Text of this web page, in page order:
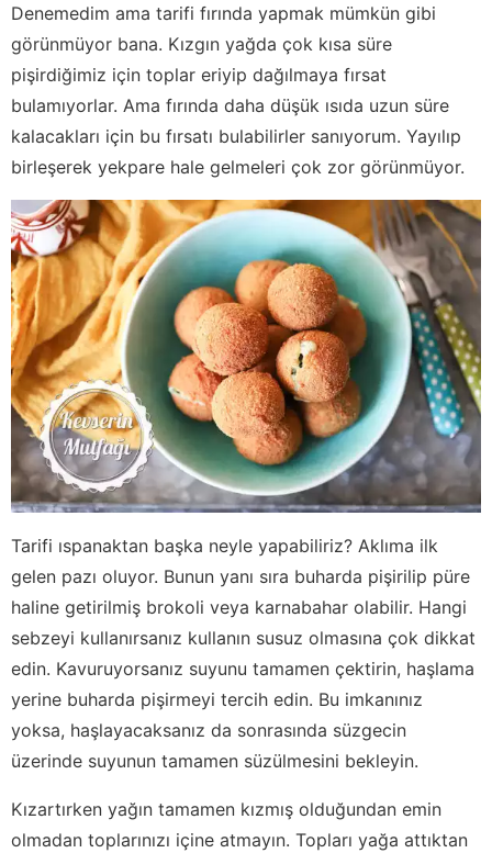
Denemedim ama tarifi fırında yapmak mümkün gibi
görünmüyor bana. Kızgın yağda çok kısa süre
pişirdiğimiz için toplar eriyip dağılmaya fırsat
bulamıyorlar. Ama fırında daha düşük ısıda uzun süre
kalacakları için bu fırsatı bulabilirler sanıyorum. Yayılıp
birleşerek yekpare hale gelmeleri çok zor görünmüyor.
Tarifi ıspanaktan başka neyle yapabiliriz? Aklıma ilk
gelen pazı oluyor. Bunun yanı sıra buharda pişirilip püre
haline getirilmiş brokoli veya karnabahar olabilir. Hangi
sebzeyi kullanırsanız kullanın susuz olmasına çok dikkat
edin. Kavuruyorsanız suyunu tamamen çektirin, haşlama
yerine buharda pişirmeyi tercih edin. Bu imkanınız
yoksa, haşlayacaksanız da sonrasında süzgecin
üzerinde suyunun tamamen süzülmesini bekleyin.
Kızartırken yağın tamamen kızmış olduğundan emin
olmadan toplarınızı içine atmayın. Topları yağa attıktan